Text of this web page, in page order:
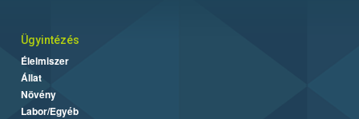
Ügyintézés
Élelmiszer
Állat
Növény
Labor/Egyéb